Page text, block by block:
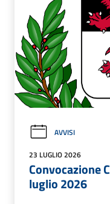
AVVISI
23 LUGLIO 2026
Convocazione
luglio 2026